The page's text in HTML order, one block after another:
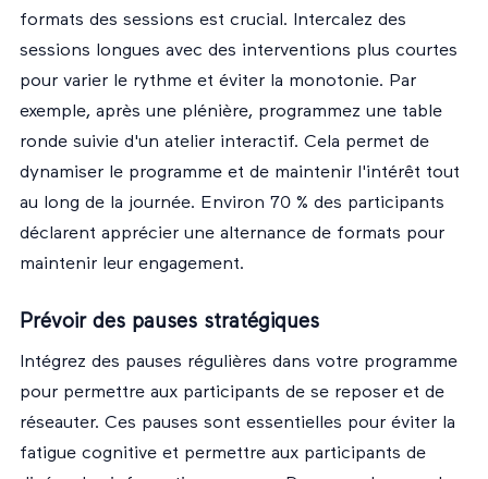
formats des sessions est crucial. Intercalez des
sessions longues avec des interventions plus courtes
pour varier le rythme et éviter la monotonie. Par
exemple, après une plénière, programmez une table
ronde suivie d'un atelier interactif. Cela permet de
dynamiser le programme et de maintenir l'intérêt tout
au long de la journée. Environ 70 % des participants
déclarent apprécier une alternance de formats pour
maintenir leur engagement.
Prévoir des pauses stratégiques
Intégrez des pauses régulières dans votre programme
pour permettre aux participants de se reposer et de
réseauter. Ces pauses sont essentielles pour éviter la
fatigue cognitive et permettre aux participants de